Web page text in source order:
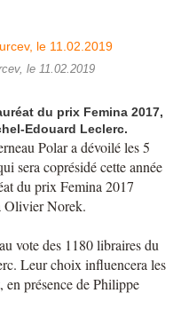
le 11.02.2019
du prix Femina 2017,
Edouard Leclerc.
Polar a dévoilé les 5
sera coprésidé cette année
du prix Femina 2017
Olivier Norek.
vote des 1180 libraires du
Leur choix influencera les
présence de Philippe